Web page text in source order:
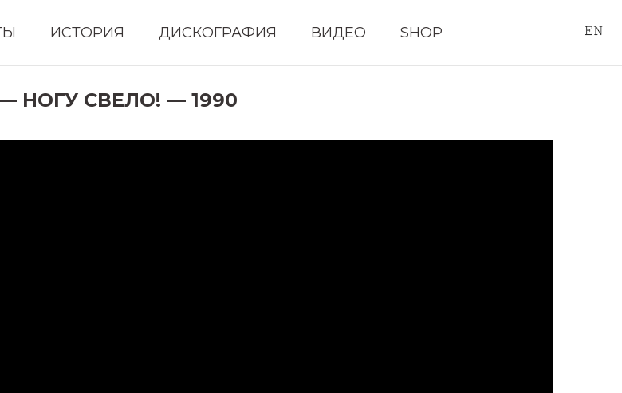
ИСТОРИЯ ДИСКОГРАФИЯ ВИДЕО SHOP
НОГУ СВЕЛО! — 1990